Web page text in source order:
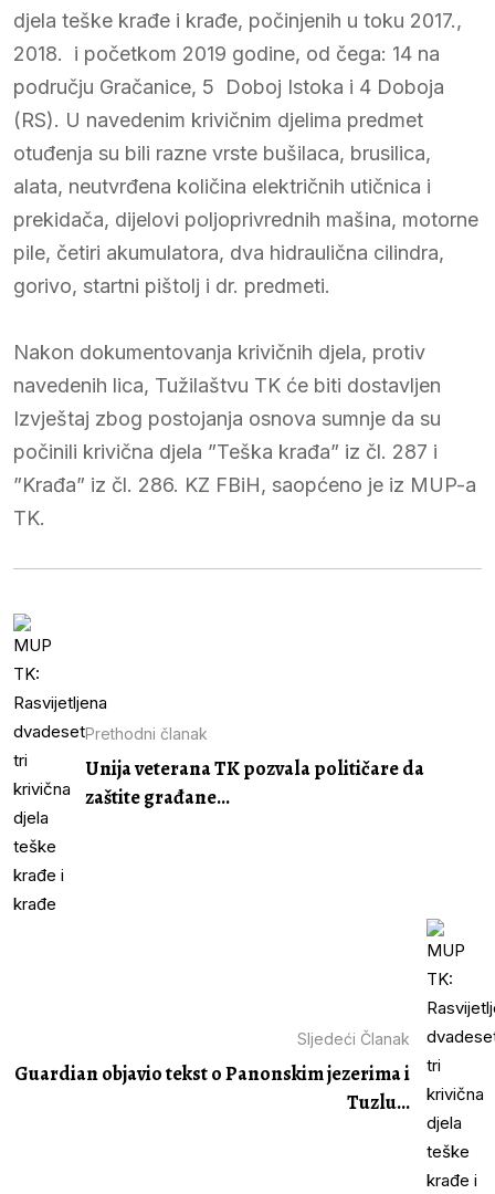
djela teške krađe i krađe, počinjenih u toku 2017.,
2018. i početkom 2019 godine, od čega: 14 na
području Gračanice, 5 Doboj Istoka i 4 Doboja
(RS). U navedenim krivičnim djelima predmet
otuđenja su bili razne vrste bušilaca, brusilica,
alata, neutvrđena količina električnih utičnica i
prekidača, dijelovi poljoprivrednih mašina, motorne
pile, četiri akumulatora, dva hidraulična cilindra,
gorivo, startni pištolj i dr. predmeti.
Nakon dokumentovanja krivičnih djela, protiv
navedenih lica, Tužilaštvu TK će biti dostavljen
Izvještaj zbog postojanja osnova sumnje da su
počinili krivična djela ”Teška krađa” iz čl. 287 i
”Krađa” iz čl. 286. KZ FBiH, saopćeno je iz MUP-a
TK.
Prethodni članak
Unija veterana TK pozvala političare da
zaštite građane...
Sljedeći Članak
Guardian objavio tekst o Panonskim jezerima i
Tuzlu...